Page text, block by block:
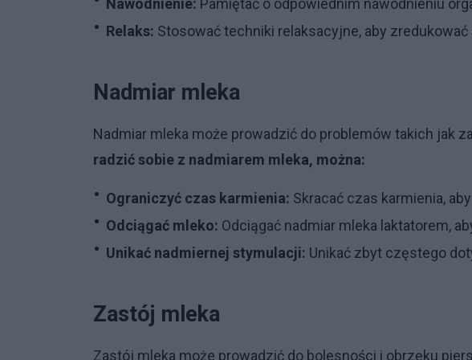
Nawodnienie: Pamiętać o odpowiednim nawodnieniu
Relaks: Stosować techniki relaksacyjne, aby zredukować
Nadmiar mleka
Nadmiar mleka może prowadzić do problemów takich jak
radzić sobie z nadmiarem mleka, można:
Ograniczyć czas karmienia: Skracać czas karmienia,
Odciągać mleko: Odciągać nadmiar mleka laktatorem,
Unikać nadmiernej stymulacji: Unikać zbyt częstego
Zastój mleka
Zastój mleka może prowadzić do bolesności i obrzęku